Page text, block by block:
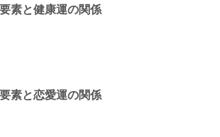
素と健康運の関係
素と恋愛運の関係